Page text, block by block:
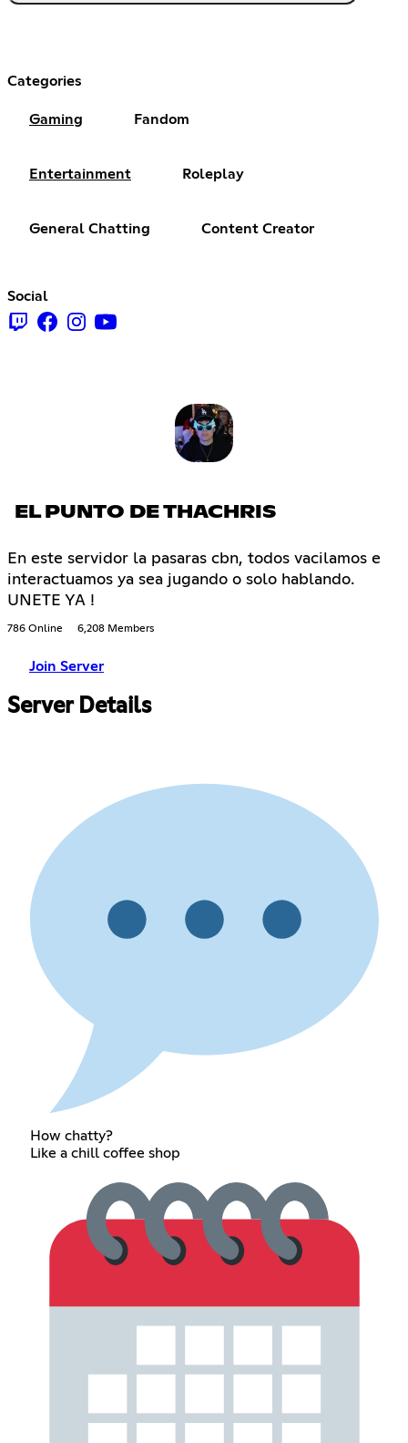
Categories
Gaming Fandom
Entertainment Roleplay
General Chatting Content Creator
Social
EL PUNTO DE THACHRIS
En este servidor la pasaras cbn, todos vacilamos e
interactuamos ya sea jugando o solo hablando.
UNETE YA !
786 Online 6,208 Members
Join Server
Server Details
How chatty?
Like a chill coffee shop